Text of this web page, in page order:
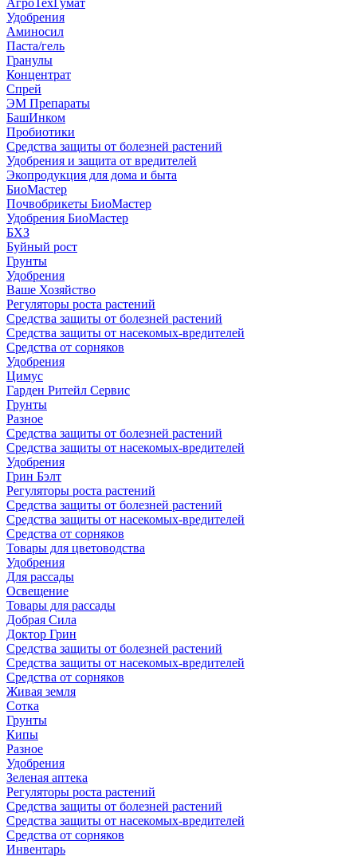
АгроТехГумат
Удобрения
Аминосил
Паста/гель
Гранулы
Концентрат
Спрей
ЭМ Препараты
БашИнком
Пробиотики
Средства защиты от болезней растений
Удобрения и защита от вредителей
Экопродукция для дома и быта
БиоМастер
Почвобрикеты БиоМастер
Удобрения БиоМастер
БХЗ
Буйный рост
Грунты
Удобрения
Ваше Хозяйство
Регуляторы роста растений
Средства защиты от болезней растений
Средства защиты от насекомых-вредителей
Средства от сорняков
Удобрения
Цимус
Гарден Ритейл Сервис
Грунты
Разное
Средства защиты от болезней растений
Средства защиты от насекомых-вредителей
Удобрения
Грин Бэлт
Регуляторы роста растений
Средства защиты от болезней растений
Средства защиты от насекомых-вредителей
Средства от сорняков
Товары для цветоводства
Удобрения
Для рассады
Освещение
Товары для рассады
Добрая Сила
Доктор Грин
Средства защиты от болезней растений
Средства защиты от насекомых-вредителей
Средства от сорняков
Живая земля
Сотка
Грунты
Кипы
Разное
Удобрения
Зеленая аптека
Регуляторы роста растений
Средства защиты от болезней растений
Средства защиты от насекомых-вредителей
Средства от сорняков
Инвентарь